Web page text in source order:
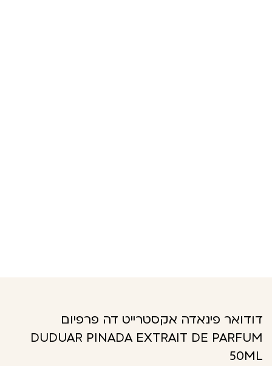
דודואר פינאדה אקסטרייט דה פרפיום
DUDUAR PINADA EXTRAIT DE PARFUM
50ML